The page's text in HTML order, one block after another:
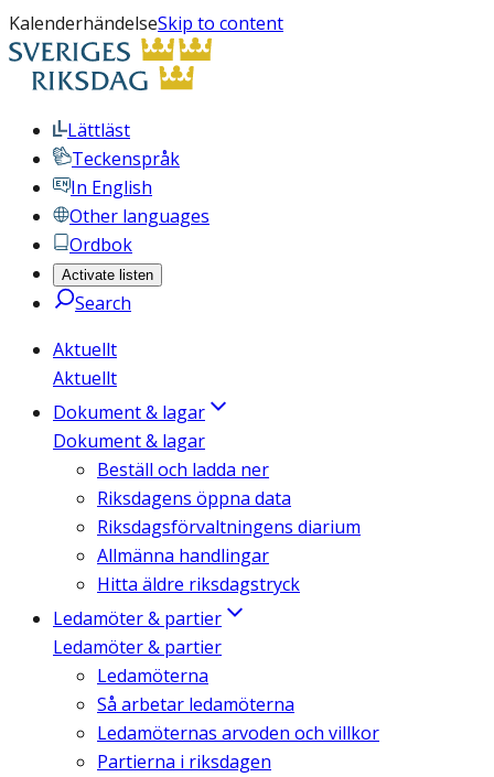
KalenderhändelseSkip to content
Lättläst
Teckenspråk
In English
Other languages
Ordbok
Activate listen
Search
Aktuellt
Aktuellt
Dokument & lagar
Dokument & lagar
Beställ och ladda ner
Riksdagens öppna data
Riksdagsförvaltningens diarium
Allmänna handlingar
Hitta äldre riksdagstryck
Ledamöter & partier
Ledamöter & partier
Ledamöterna
Så arbetar ledamöterna
Ledamöternas arvoden och villkor
Partierna i riksdagen